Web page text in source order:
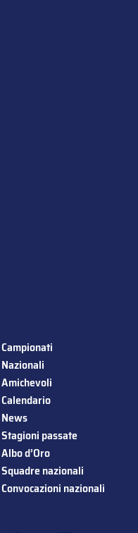
Campionati
Nazionali
Amichevoli
Calendario
News
Stagioni passate
Albo d’Oro
Squadre nazionali
Convocazioni nazionali